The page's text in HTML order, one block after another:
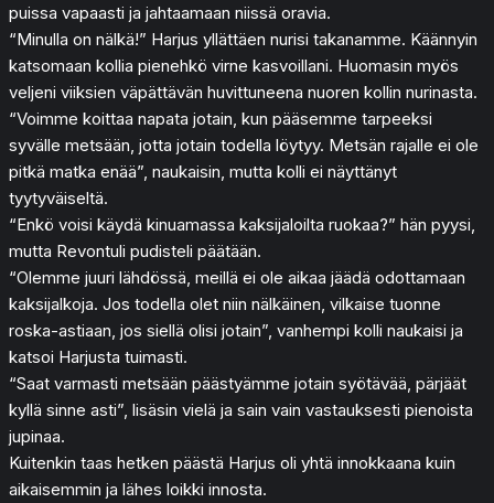
puissa vapaasti ja jahtaamaan niissä oravia.
“Minulla on nälkä!” Harjus yllättäen nurisi takanamme. Käännyin
katsomaan kollia pienehkö virne kasvoillani. Huomasin myös
veljeni viiksien väpättävän huvittuneena nuoren kollin nurinasta.
“Voimme koittaa napata jotain, kun pääsemme tarpeeksi
syvälle metsään, jotta jotain todella löytyy. Metsän rajalle ei ole
pitkä matka enää”, naukaisin, mutta kolli ei näyttänyt
tyytyväiseltä.
“Enkö voisi käydä kinuamassa kaksijaloilta ruokaa?” hän pyysi,
mutta Revontuli pudisteli päätään.
“Olemme juuri lähdössä, meillä ei ole aikaa jäädä odottamaan
kaksijalkoja. Jos todella olet niin nälkäinen, vilkaise tuonne
roska-astiaan, jos siellä olisi jotain”, vanhempi kolli naukaisi ja
katsoi Harjusta tuimasti.
“Saat varmasti metsään päästyämme jotain syötävää, pärjäät
kyllä sinne asti”, lisäsin vielä ja sain vain vastauksesti pienoista
jupinaa.
Kuitenkin taas hetken päästä Harjus oli yhtä innokkaana kuin
aikaisemmin ja lähes loikki innosta.